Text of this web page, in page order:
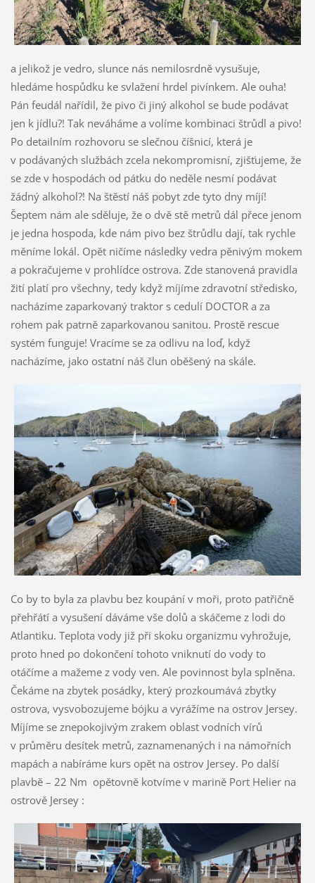
a jelikož je vedro, slunce nás nemilosrdně vysušuje,
hledáme hospůdku ke svlažení hrdel pivínkem. Ale ouha!
Pán feudál nařídil, že pivo či jiný alkohol se bude podávat
jen k jídlu?! Tak neváháme a volíme kombinaci štrůdl a pivo!
Po detailním rozhovoru se slečnou číšnicí, která je
v podávaných službách zcela nekompromisní, zjišťujeme, že
se zde v hospodách od pátku do neděle nesmí podávat
žádný alkohol?! Na štěstí náš pobyt zde tyto dny míjí!
Šeptem nám ale sděluje, že o dvě stě metrů dál přece jenom
je jedna hospoda, kde nám pivo bez štrůdlu dají, tak rychle
měníme lokál. Opět ničíme následky vedra pěnivým mokem
a pokračujeme v prohlídce ostrova. Zde stanovená pravidla
žití platí pro všechny, tedy když míjíme zdravotní středisko,
nacházíme zaparkovaný traktor s cedulí DOCTOR a za
rohem pak patrně zaparkovanou sanitou. Prostě rescue
systém funguje! Vracíme se za odlivu na loď, když
nacházíme, jako ostatní náš člun oběšený na skále.
Co by to byla za plavbu bez koupání v moři, proto patřičně
přehřátí a vysušení dáváme vše dolů a skáčeme z lodi do
Atlantiku. Teplota vody již při skoku organizmu vyhrožuje,
proto hned po dokončení tohoto vniknutí do vody to
otáčíme a mažeme z vody ven. Ale povinnost byla splněna.
Čekáme na zbytek posádky, který prozkoumává zbytky
ostrova, vysvobozujeme bójku a vyrážíme na ostrov Jersey.
Míjíme se znepokojivým zrakem oblast vodních vírů
v průměru desítek metrů, zaznamenaných i na námořních
mapách a nabíráme kurs opět na ostrov Jersey. Po další
plavbě – 22 Nm opětovně kotvíme v marině Port Helier na
ostrově Jersey :